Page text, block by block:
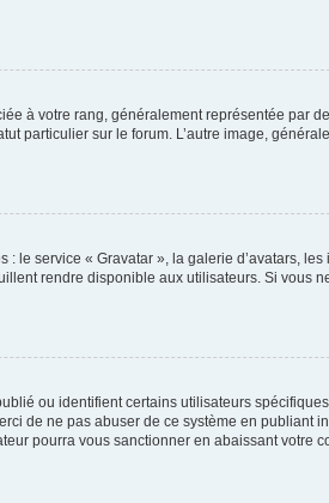
à votre rang, généralement représentée par
particulier sur le forum. L’autre image,
le service « Gravatar », la galerie d’avatars, les
rendre disponible aux utilisateurs. Si vous
ou identifient certains utilisateurs
de ne pas abuser de ce système en publiant
pourra vous sanctionner en abaissant votre